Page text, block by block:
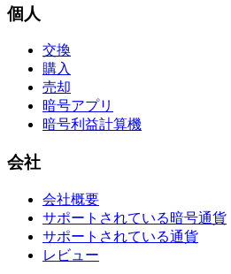
個人
交換
購入
売却
暗号アプリ
暗号利益計算機
会社
会社概要
サポートされている暗号通貨
サポートされている通貨
レビュー